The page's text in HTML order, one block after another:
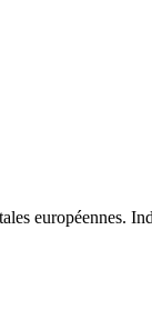
européennes.